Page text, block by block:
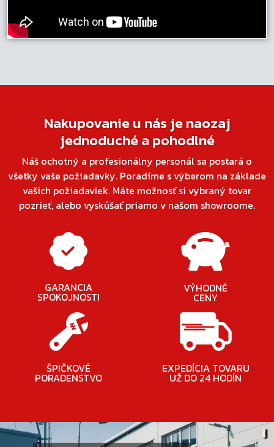
Nakupovanie u nás je naozaj
jednoduché a pohodlné
Náš ochotný a profesionálny personál sa postará o
všetky vaše požiadavky. Poradíme s výberom na základe
vašich požiadaviek. Máte možnosť si vybraný tovar
pozrieť, alebo vyskúšať priamo v našom showroome.
GARANCIA
SPOKOJNOSTI
VÝHODNÉ
CENY
ŠPIČKOVÉ
PORADENSTVO
EXPEDÍCIA TOVARU
UŽ DO 24 HODÍN